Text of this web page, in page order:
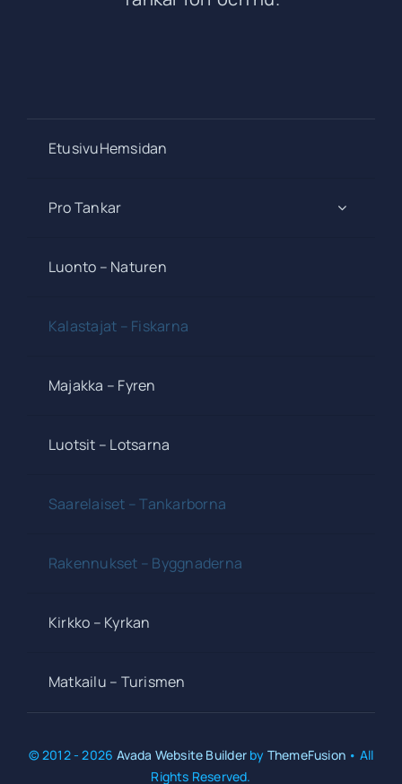
EtusivuHemsidan
Pro Tankar
Luonto – Naturen
Kalastajat – Fiskarna
Majakka – Fyren
Luotsit – Lotsarna
Saarelaiset – Tankarborna
Rakennukset – Byggnaderna
Kirkko – Kyrkan
Matkailu – Turismen
© 2012 - 2026 Avada Website Builderby ThemeFusion • All
Rights Reserved.